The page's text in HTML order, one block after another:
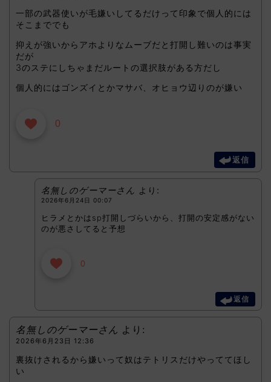
一部の武器使いが毛嫌いしてるだけって印象で個人的には
そこまででも
抑えが強いからアホよりなムーブだと打開し難いのは事実
だが
3のステにしちゃまだルートの選択肢がある方だし
個人的にはゴンズイとかマサバ、オヒョウ辺りのが嫌い
0
返信
名無しのゲーマーさん より:
2026年6月24日 00:07
ヒラメとかはsp打開しづらいから、打開の安定感がない
のが悪さしてると予想
0
返信
名無しのゲーマーさん より:
2026年6月23日 12:36
裏抜けされるから嫌いって奴はテトリスだけやっててほし
い